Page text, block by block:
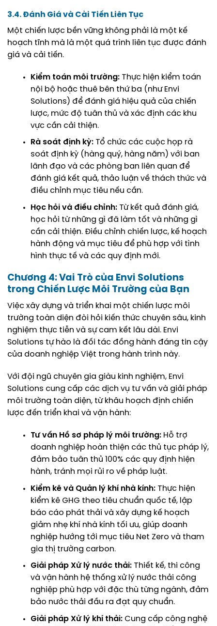
3.4. Đánh Giá và Cải Tiến Liên Tục
Một chiến lược bền vững không phải là một kế
hoạch tĩnh mà là một quá trình liên tục được đánh
giá và cải tiến.
Kiểm toán môi trường: Thực hiện kiểm toán
nội bộ hoặc thuê bên thứ ba (như Envi
Solutions) để đánh giá hiệu quả của chiến
lược, mức độ tuân thủ và xác định các khu
vực cần cải thiện.
Rà soát định kỳ: Tổ chức các cuộc họp rà
soát định kỳ (hàng quý, hàng năm) với ban
lãnh đạo và các phòng ban liên quan để
đánh giá kết quả, thảo luận về thách thức và
điều chỉnh mục tiêu nếu cần.
Học hỏi và điều chỉnh: Từ kết quả đánh giá,
học hỏi từ những gì đã làm tốt và những gì
cần cải thiện. Điều chỉnh chiến lược, kế hoạch
hành động và mục tiêu để phù hợp với tình
hình thực tế và các quy định mới.
Chương 4: Vai Trò của Envi Solutions
trong Chiến Lược Môi Trường của Bạn
Việc xây dựng và triển khai một chiến lược môi
trường toàn diện đòi hỏi kiến thức chuyên sâu, kinh
nghiệm thực tiễn và sự cam kết lâu dài. Envi
Solutions tự hào là đối tác đồng hành đáng tin cậy
của doanh nghiệp Việt trong hành trình này.
Với đội ngũ chuyên gia giàu kinh nghiệm, Envi
Solutions cung cấp các dịch vụ tư vấn và giải pháp
môi trường toàn diện, từ khâu hoạch định chiến
lược đến triển khai và vận hành:
Tư vấn Hồ sơ pháp lý môi trường: Hỗ trợ
doanh nghiệp hoàn thiện các thủ tục pháp lý,
đảm bảo tuân thủ 100% các quy định hiện
hành, tránh mọi rủi ro về pháp luật.
Kiểm kê và Quản lý khí nhà kính: Thực hiện
kiểm kê GHG theo tiêu chuẩn quốc tế, lập
báo cáo phát thải và xây dựng kế hoạch
giảm nhẹ khí nhà kính tối ưu, giúp doanh
nghiệp hướng tới mục tiêu Net Zero và tham
gia thị trường carbon.
Giải pháp Xử lý nước thải: Thiết kế, thi công
và vận hành hệ thống xử lý nước thải công
nghiệp phù hợp với đặc thù từng ngành, đảm
bảo nước thải đầu ra đạt quy chuẩn.
Giải pháp Xử lý khí thải: Cung cấp công nghệ